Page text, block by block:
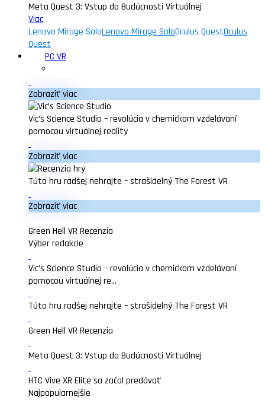
Meta Quest 3: Vstup do Budúcnosti Virtuálnej
Viac
Lenovo Mirage SoloLenovo Mirage SoloOculus QuestOculus
Quest
PC VR
Zobraziť viac
Vic’s Science Studio – revolúcia v chemickom vzdelávaní
pomocou virtuálnej reality
Zobraziť viac
Túto hru radšej nehrajte – strašidelný The Forest VR
Zobraziť viac
Green Hell VR Recenzia
Výber redakcie
Vic’s Science Studio – revolúcia v chemickom vzdelávaní
pomocou virtuálnej re...
Túto hru radšej nehrajte – strašidelný The Forest VR
Green Hell VR Recenzia
Meta Quest 3: Vstup do Budúcnosti Virtuálnej
HTC Vive XR Elite sa začal predávať
Najpopularnejšie